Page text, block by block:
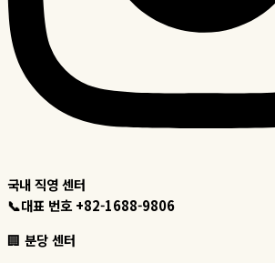
국내 직영 센터
대표 번호 +82-1688-9806
분당 센터